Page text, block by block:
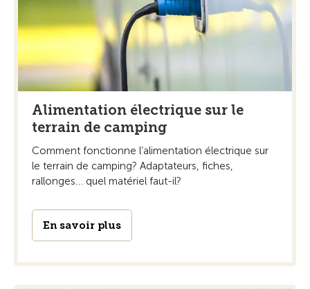
Alimentation électrique sur le
terrain de camping
Comment fonctionne l’alimentation électrique sur
le terrain de camping? Adaptateurs, fiches,
rallonges… quel matériel faut-il?
En savoir plus